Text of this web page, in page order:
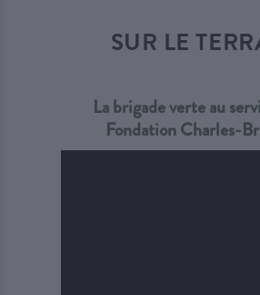
SUR LE
La brigade verte au
Fondation Charles-